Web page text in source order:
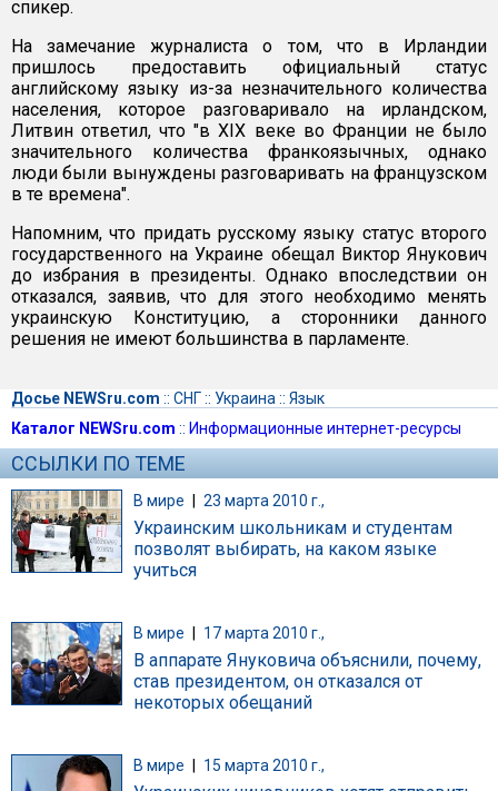
спикер.
На замечание журналиста о том, что в Ирландии
пришлось предоставить официальный статус
английскому языку из-за незначительного количества
населения, которое разговаривало на ирландском,
Литвин ответил, что "в ХIХ веке во Франции не было
значительного количества франкоязычных, однако
люди были вынуждены разговаривать на французском
в те времена".
Напомним, что придать русскому языку статус второго
государственного на Украине обещал Виктор Янукович
до избрания в президенты. Однако впоследствии он
отказался, заявив, что для этого необходимо менять
украинскую Конституцию, а сторонники данного
решения не имеют большинства в парламенте.
Досье NEWSru.com :: СНГ:: Украина :: Язык
Каталог NEWSru.com :: Информационные интернет-ресурсы
ССЫЛКИ ПО ТЕМЕ
В мире | 23 марта 2010 г.,
Украинским школьникам и студентам
позволят выбирать, на каком языке
учиться
В мире 17 марта 2010 г.,
В аппарате Януковича объяснили, почему,
став президентом, он отказался от
некоторых обещаний
В мире 15 марта 2010 г.,